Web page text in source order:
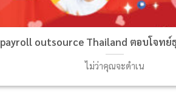
payroll outsource Thailand ตอบโจทย์ธุ
ไม่ว่าคุณจะดำเน